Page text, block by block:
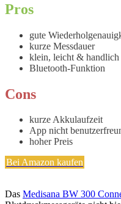
Pros
gute
kurze Messdauer
klein, leicht & handlich
Bluetooth-Funktion
Cons
kurze Akkulaufzeit
App nicht
hoher Preis
Bei Amazon kaufen
Das Medisana BW 300